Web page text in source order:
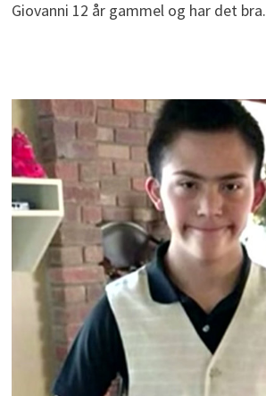
Giovanni 12 år gammel og har det bra.